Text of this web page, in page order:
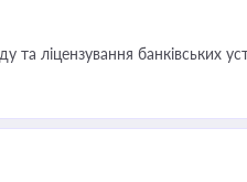
та ліцензування банківських